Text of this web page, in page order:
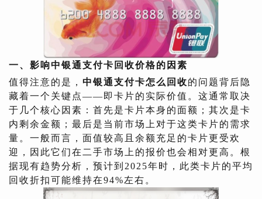
一、影响中银通支付卡回收价格的因素
值得注意的是， 中银通支付卡怎么回收的问题背后隐
藏着一个关键点——即卡片的实际价值。这通常取决
于几个核心因素：首先是卡片本身的面额；其次是卡
内剩余金额；最后是当前市场上对于这类卡片的需求
量。一般而言，面值较高且余额充足的卡片更受欢
迎，因此它们在二手市场上的报价也会相对更高。根
据现有趋势分析，预计到2025年时，此类卡片的平均
回收折扣可能维持在94%左右。